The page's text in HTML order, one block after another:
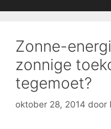
Zonne-
zonnige
tegemoet?
oktober 28, 2014 door